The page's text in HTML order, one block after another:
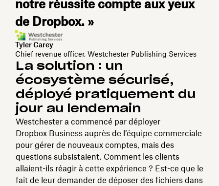
notre réussite compte aux yeux
de Dropbox. »
Tyler Carey
Chief revenue officer, Westchester Publishing Services
La solution : un
écosystème sécurisé,
déployé pratiquement du
jour au lendemain
Westchester a commencé par déployer
Dropbox Business auprès de l’équipe commerciale
pour gérer de nouveaux comptes, mais des
questions subsistaient. Comment les clients
allaient-ils réagir à cette expérience ? Est-ce que le
fait de leur demander de déposer des fichiers dans